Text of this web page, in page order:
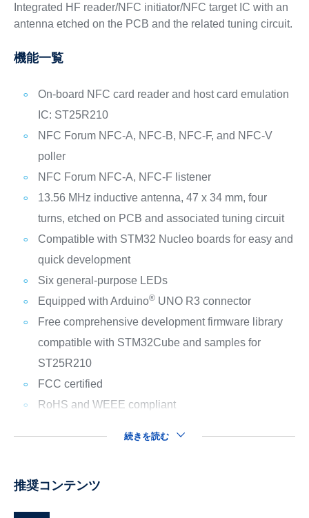
Integrated HF reader/NFC initiator/NFC target IC with an
antenna etched on the PCB and the related tuning circuit.
機能一覧
On-board NFC card reader and host card emulation
IC: ST25R210
NFC Forum NFC-A, NFC-B, NFC-F, and NFC-V
poller
NFC Forum NFC-A, NFC-F listener
13.56 MHz inductive antenna, 47 x 34 mm, four
turns, etched on PCB and associated tuning circuit
Compatible with STM32 Nucleo boards for easy and
quick development
Six general-purpose LEDs
Equipped with Arduino®UNO R3 connector
Free comprehensive development firmware library
compatible with STM32Cube and samples for
ST25R210
FCC certified
RoHS and WEEE compliant
続きを読む
推奨コンテンツ